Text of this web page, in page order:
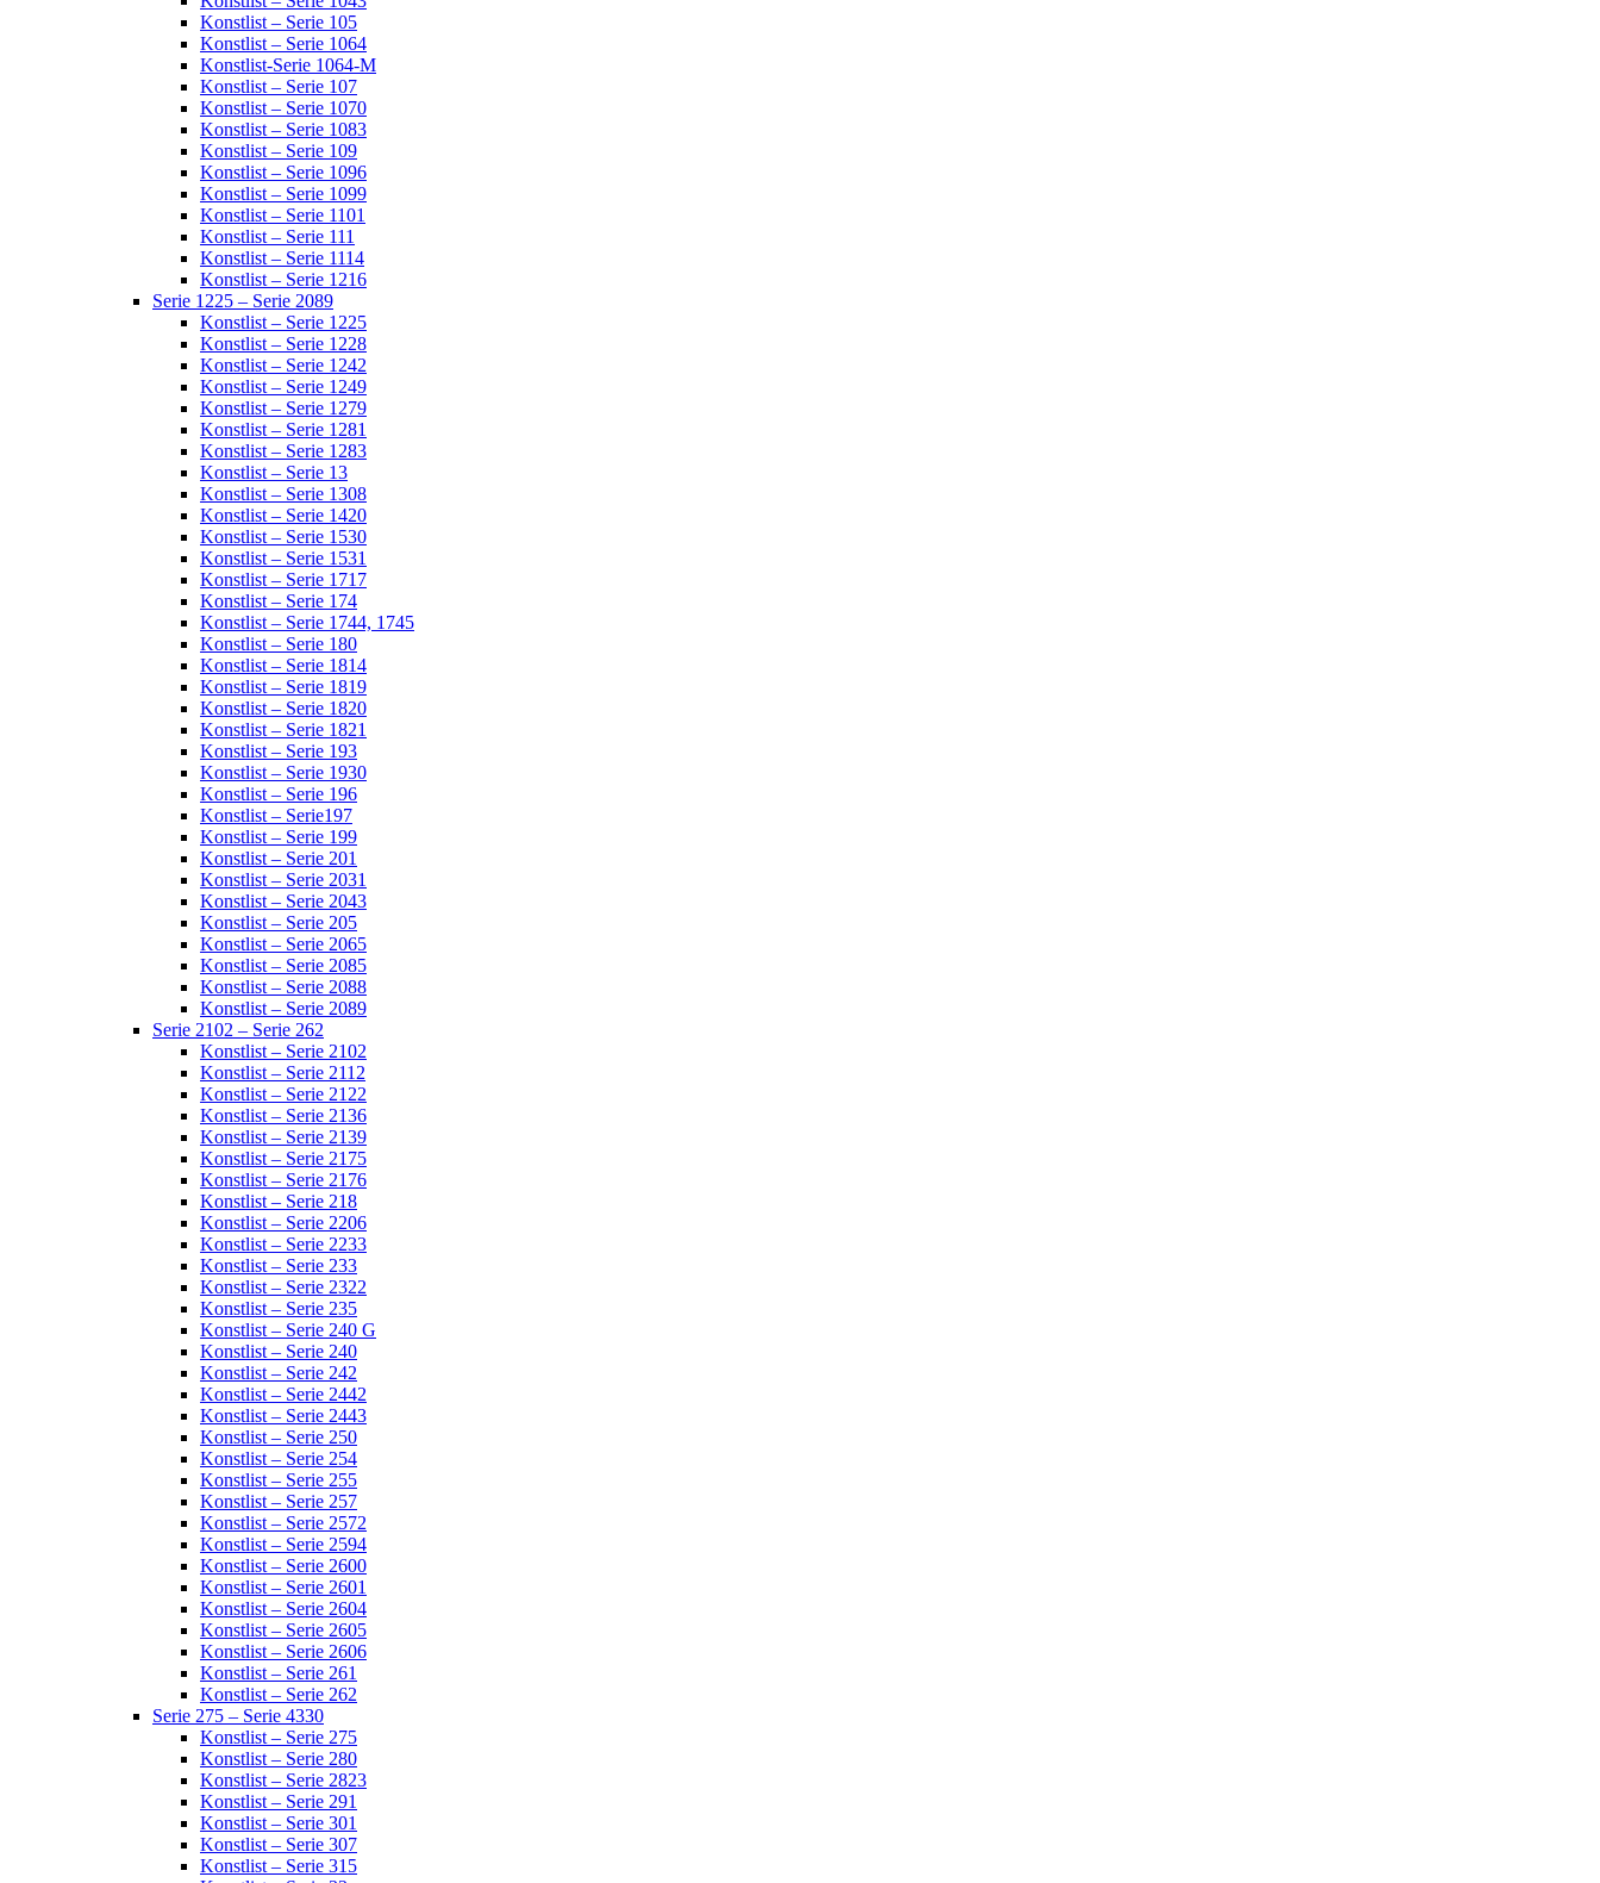
Konstlist – Serie 105
Konstlist – Serie 1064
Konstlist-Serie 1064-M
Konstlist – Serie 107
Konstlist – Serie 1070
Konstlist – Serie 1083
Konstlist – Serie 109
Konstlist – Serie 1096
Konstlist – Serie 1099
Konstlist – Serie 1101
Konstlist – Serie 111
Konstlist – Serie 1114
Konstlist – Serie 1216
Serie 1225 – Serie 2089
Konstlist – Serie 1225
Konstlist – Serie 1228
Konstlist – Serie 1242
Konstlist – Serie 1249
Konstlist – Serie 1279
Konstlist – Serie 1281
Konstlist – Serie 1283
Konstlist – Serie 13
Konstlist – Serie 1308
Konstlist – Serie 1420
Konstlist – Serie 1530
Konstlist – Serie 1531
Konstlist – Serie 1717
Konstlist – Serie 174
Konstlist – Serie 1744, 1745
Konstlist – Serie 180
Konstlist – Serie 1814
Konstlist – Serie 1819
Konstlist – Serie 1820
Konstlist – Serie 1821
Konstlist – Serie 193
Konstlist – Serie 1930
Konstlist – Serie 196
Konstlist – Serie197
Konstlist – Serie 199
Konstlist – Serie 201
Konstlist – Serie 2031
Konstlist – Serie 2043
Konstlist – Serie 205
Konstlist – Serie 2065
Konstlist – Serie 2085
Konstlist – Serie 2088
Konstlist – Serie 2089
Serie 2102 – Serie 262
Konstlist – Serie 2102
Konstlist – Serie 2112
Konstlist – Serie 2122
Konstlist – Serie 2136
Konstlist – Serie 2139
Konstlist – Serie 2175
Konstlist – Serie 2176
Konstlist – Serie 218
Konstlist – Serie 2206
Konstlist – Serie 2233
Konstlist – Serie 233
Konstlist – Serie 2322
Konstlist – Serie 235
Konstlist – Serie 240 G
Konstlist – Serie 240
Konstlist – Serie 242
Konstlist – Serie 2442
Konstlist – Serie 2443
Konstlist – Serie 250
Konstlist – Serie 254
Konstlist – Serie 255
Konstlist – Serie 257
Konstlist – Serie 2572
Konstlist – Serie 2594
Konstlist – Serie 2600
Konstlist – Serie 2601
Konstlist – Serie 2604
Konstlist – Serie 2605
Konstlist – Serie 2606
Konstlist – Serie 261
Konstlist – Serie 262
Serie 275 – Serie 4330
Konstlist – Serie 275
Konstlist – Serie 280
Konstlist – Serie 2823
Konstlist – Serie 291
Konstlist – Serie 301
Konstlist – Serie 307
Konstlist – Serie 315